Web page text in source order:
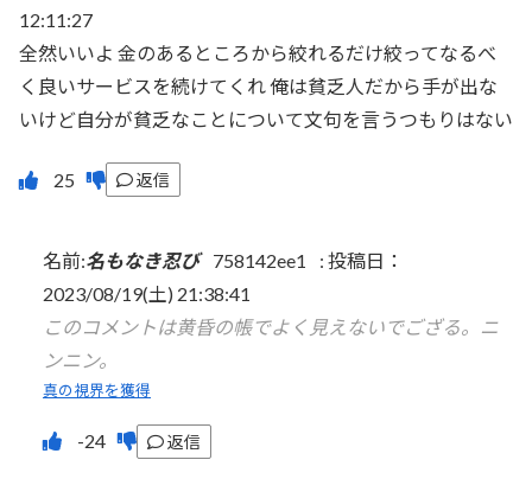
12:11:27
全然いいよ 金のあるところから絞れるだけ絞ってなるべ
く良いサービスを続けてくれ 俺は貧乏人だから手が出な
いけど自分が貧乏なことについて文句を言うつもりはない
返信
名前:名もなき忍び 758142ee1 : 投稿日：
2023/08/19(土) 21:38:41
このコメントは黄昏の帳でよく見えないでござる。ニ
ンニン。
真の視界を獲得
返信